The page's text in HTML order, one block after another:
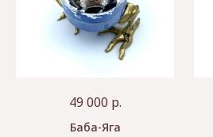
49 000 р.
Баба-Яга